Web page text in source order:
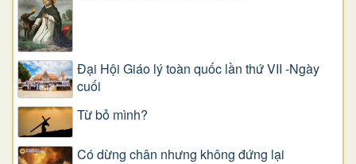
Đại Hội Giáo lý toàn quốc lần thứ VII -Ngày
cuối
Từ bỏ mình?
Có dừng chân nhưng không đứng lại